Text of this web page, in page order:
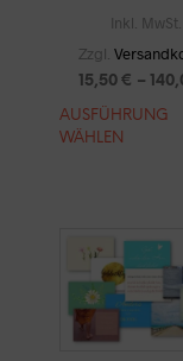
Inkl. MwSt.
Zzgl.
15,50€ –
AUSFÜHRUNG
WÄHLEN